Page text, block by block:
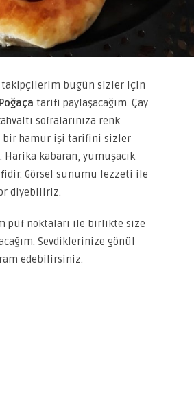
takipçilerim bugün sizler için
tarifi paylaşacağım. Çay
sofralarınıza renk
bir hamur işi tarifini sizler
Harika kabaran, yumuşacık
Görsel sunumu lezzeti ile
diyebiliriz.
püf noktaları ile birlikte size
Sevdiklerinize gönül
edebilirsiniz.